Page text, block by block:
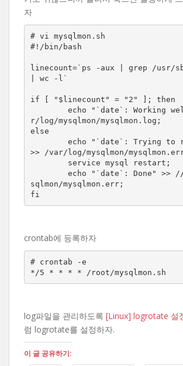
자
# vi mysqlmon.sh
#!/bin/bash
linecount=`ps -aux | grep /usr/
| wc -l`
if [ "$linecount" = "2" ]; then
r/log/mysqlmon/mysqlmon.log;
else
>> /var/log/mysqlmon/
sqlmon/mysqlmon.err;
crontab에 등록하자
# crontab -e
log파일을 관리하도록 [Linux] logrotate 설
럼 logrotate를 설정하자.
이 글 공유하기: